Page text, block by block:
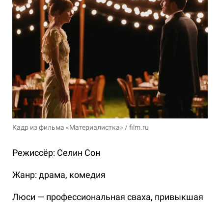
Кадр из фильма «Материалистка» / film.ru
Режиссёр: Селин Сон
Жанр: драма, комедия
Люси — профессиональная сваха, привыкшая